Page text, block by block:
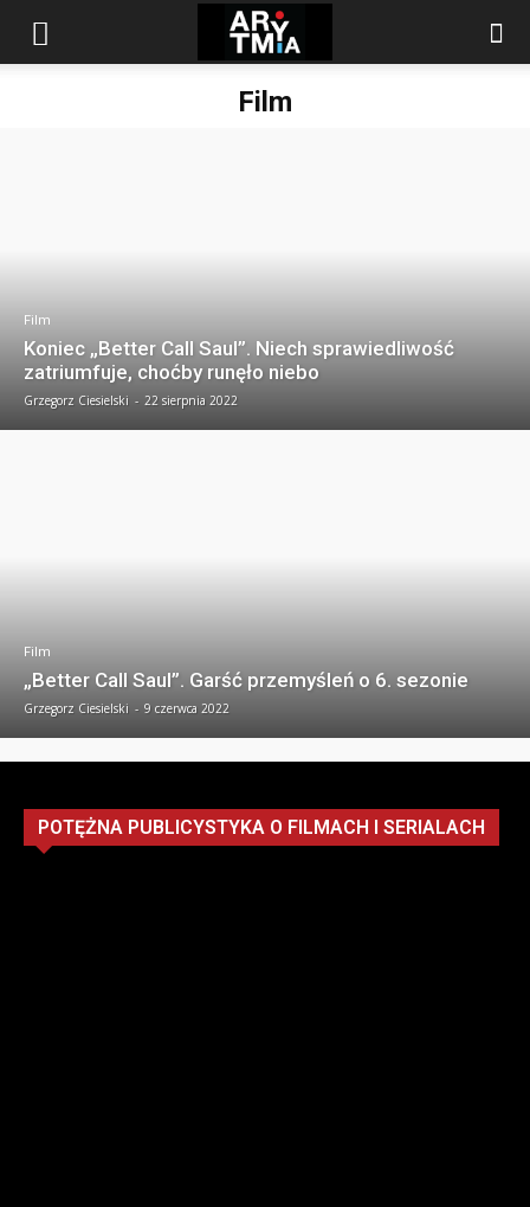
arytmia.eu
Film
Film
Koniec „Better Call Saul”. Niech sprawiedliwość
zatriumfuje, choćby runęło niebo
Grzegorz Ciesielski - 22 sierpnia 2022
Film
„Better Call Saul”. Garść przemyśleń o 6. sezonie
Grzegorz Ciesielski - 9 czerwca 2022
POTĘŻNA PUBLICYSTYKA O FILMACH I SERIALACH